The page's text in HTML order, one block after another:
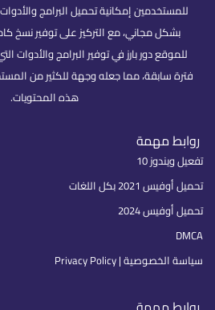
للمستخدمين إمكانية تحميل البرامج
بشكل مجاني، مع التركيز على توفير نسخ
للموقع دور بارز في توفير البرامج والأدوات
فترة سابقة، مما جعله وجهة للكثير من
هذه المحتويات.
روابط مهمة
تفعيل ويندوز 10
تحميل أوفيس 2021 بكل اللغات
تحميل أوفيس 2024
DMCA
سياسة الخصوصية | Privacy Policy